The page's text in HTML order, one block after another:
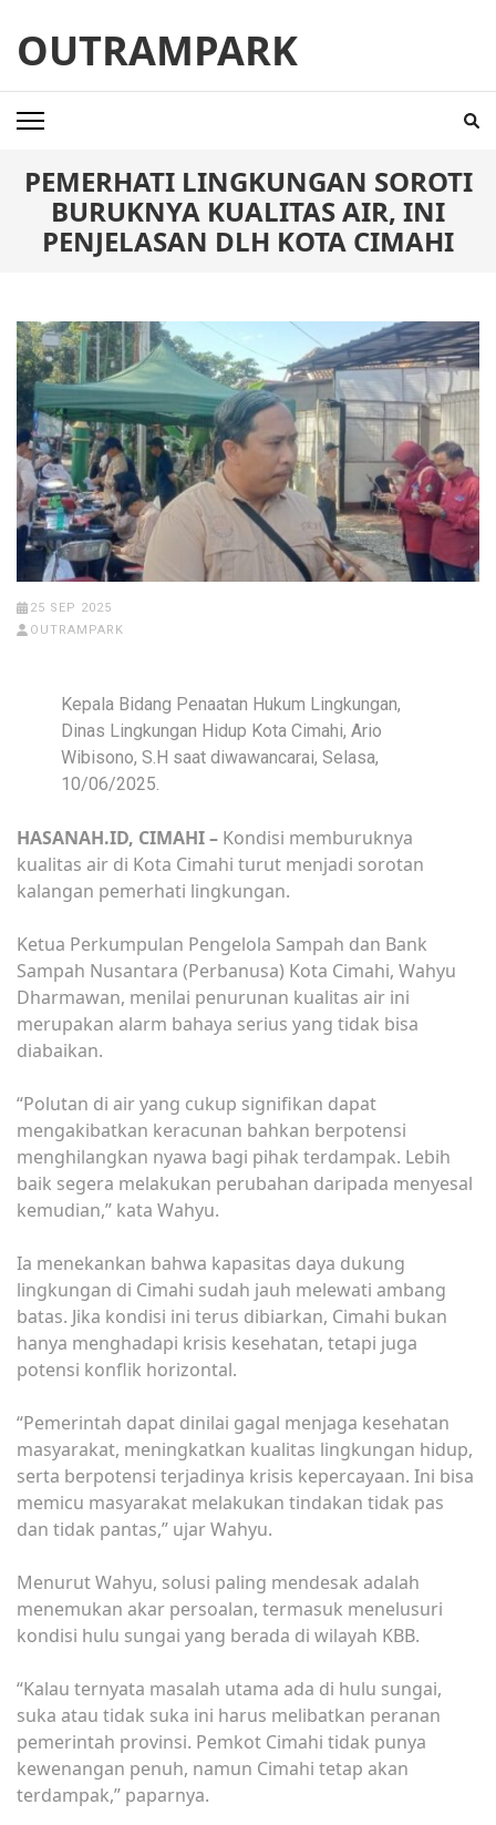
content
(Press
Enter)
OUTRAMPARK
‎PEMERHATI LINGKUNGAN SOROTI
BURUKNYA KUALITAS AIR, INI
PENJELASAN DLH KOTA CIMAHI
25 SEP 2025
OUTRAMPARK
Kepala Bidang Penaatan Hukum Lingkungan,
Dinas Lingkungan Hidup Kota Cimahi, Ario
Wibisono, S.H saat diwawancarai, Selasa,
10/06/2025.
HASANAH.ID, CIMAHI – Kondisi memburuknya
kualitas air di Kota Cimahi turut menjadi sorotan
kalangan pemerhati lingkungan.
Ketua Perkumpulan Pengelola Sampah dan Bank
Sampah Nusantara (Perbanusa) Kota Cimahi, Wahyu
Dharmawan, menilai penurunan kualitas air ini
merupakan alarm bahaya serius yang tidak bisa
diabaikan.
‎“Polutan di air yang cukup signifikan dapat
mengakibatkan keracunan bahkan berpotensi
menghilangkan nyawa bagi pihak terdampak. Lebih
baik segera melakukan perubahan daripada menyesal
kemudian,” kata Wahyu.
‎Ia menekankan bahwa kapasitas daya dukung
lingkungan di Cimahi sudah jauh melewati ambang
batas. Jika kondisi ini terus dibiarkan, Cimahi bukan
hanya menghadapi krisis kesehatan, tetapi juga
potensi konflik horizontal.
‎“Pemerintah dapat dinilai gagal menjaga kesehatan
masyarakat, meningkatkan kualitas lingkungan hidup,
serta berpotensi terjadinya krisis kepercayaan. Ini bisa
memicu masyarakat melakukan tindakan tidak pas
dan tidak pantas,” ujar Wahyu.
‎Menurut Wahyu, solusi paling mendesak adalah
menemukan akar persoalan, termasuk menelusuri
kondisi hulu sungai yang berada di wilayah KBB.
‎“Kalau ternyata masalah utama ada di hulu sungai,
suka atau tidak suka ini harus melibatkan peranan
pemerintah provinsi. Pemkot Cimahi tidak punya
kewenangan penuh, namun Cimahi tetap akan
terdampak,” paparnya.